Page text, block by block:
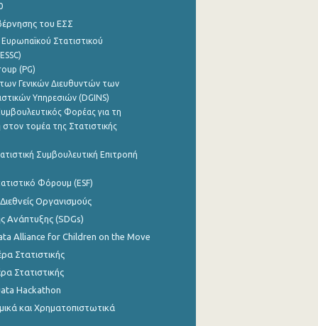
του ΕΣΣ
Στατιστικού
(PG)
Γενικών Διευθυντών των
Υπηρεσιών (DGINS)
Φορέας για τη
τομέα της Στατιστικής
Συμβουλευτική Επιτροπή
Φόρουμ (ESF)
Οργανισμούς
Ανάπτυξης (SDGs)
Alliance for Children on the Move
Στατιστικής
Στατιστικής
Hackathon
και Χρηματοπιστωτικά